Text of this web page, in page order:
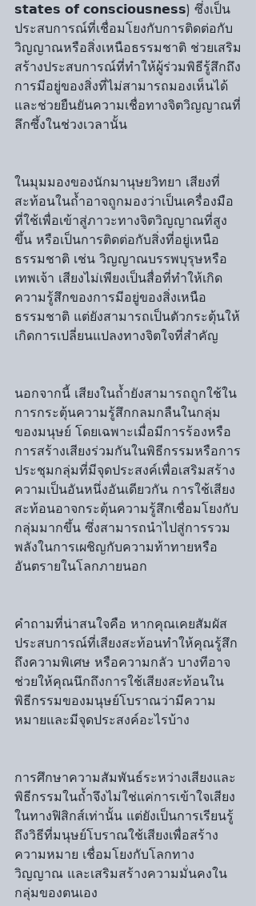
𝘀𝘁𝗮𝘁𝗲𝘀 𝗼𝗳 𝗰𝗼𝗻𝘀𝗰𝗶𝗼𝘂𝘀𝗻𝗲𝘀𝘀) ซึ่งเป็น
ประสบการณ์ที่เชื่อมโยงกับการติดต่อกับ
วิญญาณหรือสิ่งเหนือธรรมชาติ ช่วยเสริม
สร้างประสบการณ์ที่ทำให้ผู้ร่วมพิธีรู้สึกถึง
การมีอยู่ของสิ่งที่ไม่สามารถมองเห็นได้
และช่วยยืนยันความเชื่อทางจิตวิญญาณที่
ลึกซึ้งในช่วงเวลานั้น
ในมุมมองของนักมานุษยวิทยา เสียงที่
สะท้อนในถ้ำอาจถูกมองว่าเป็นเครื่องมือ
ที่ใช้เพื่อเข้าสู่ภาวะทางจิตวิญญาณที่สูง
ขึ้น หรือเป็นการติดต่อกับสิ่งที่อยู่เหนือ
ธรรมชาติ เช่น วิญญาณบรรพบุรุษหรือ
เทพเจ้า เสียงไม่เพียงเป็นสื่อที่ทำให้เกิด
ความรู้สึกของการมีอยู่ของสิ่งเหนือ
ธรรมชาติ แต่ยังสามารถเป็นตัวกระตุ้นให้
เกิดการเปลี่ยนแปลงทางจิตใจที่สำคัญ
นอกจากนี้ เสียงในถ้ำยังสามารถถูกใช้ใน
การกระตุ้นความรู้สึกกลมกลืนในกลุ่ม
ของมนุษย์ โดยเฉพาะเมื่อมีการร้องหรือ
การสร้างเสียงร่วมกันในพิธีกรรมหรือการ
ประชุมกลุ่มที่มีจุดประสงค์เพื่อเสริมสร้าง
ความเป็นอันหนึ่งอันเดียวกัน การใช้เสียง
สะท้อนอาจกระตุ้นความรู้สึกเชื่อมโยงกับ
กลุ่มมากขึ้น ซึ่งสามารถนำไปสู่การรวม
พลังในการเผชิญกับความท้าทายหรือ
อันตรายในโลกภายนอก
คำถามที่น่าสนใจคือ หากคุณเคยสัมผัส
ประสบการณ์ที่เสียงสะท้อนทำให้คุณรู้สึก
ถึงความพิเศษ หรือความกลัว บางทีอาจ
ช่วยให้คุณนึกถึงการใช้เสียงสะท้อนใน
พิธีกรรมของมนุษย์โบราณว่ามีความ
หมายและมีจุดประสงค์อะไรบ้าง
การศึกษาความสัมพันธ์ระหว่างเสียงและ
พิธีกรรมในถ้ำจึงไม่ใช่แค่การเข้าใจเสียง
ในทางฟิสิกส์เท่านั้น แต่ยังเป็นการเรียนรู้
ถึงวิธีที่มนุษย์โบราณใช้เสียงเพื่อสร้าง
ความหมาย เชื่อมโยงกับโลกทาง
วิญญาณ และเสริมสร้างความมั่นคงใน
กลุ่มของตนเอง